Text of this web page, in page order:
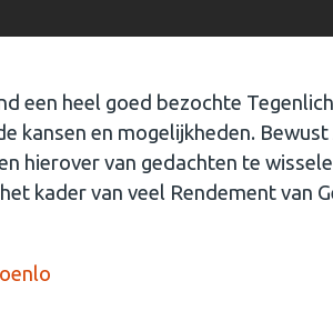
een heel goed bezochte
kansen en mogelijkheden.
hierover van gedachten te
kader van veel Rendement van